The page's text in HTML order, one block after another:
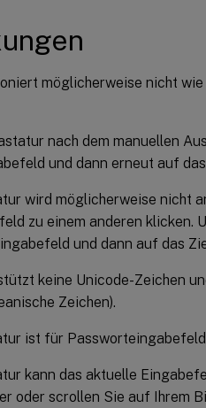
möglicherweise nicht
nach dem manuellen
und dann erneut auf
wird möglicherweise nicht
zu einem anderen klicken.
und dann auf das
keine Unicode-Zeichen
Zeichen).
ist für
kann das aktuelle
oder scrollen Sie auf Ihrem